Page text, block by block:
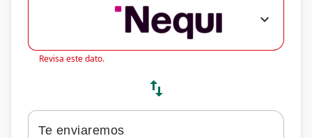
expand_more
Revisa este dato.
swap_vert
Te enviaremos